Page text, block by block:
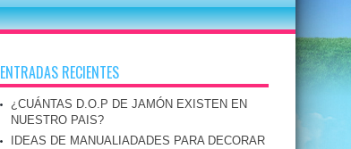
ENTRADAS RECIENTES
¿CUÁNTAS D.O.P DE JAMÓN EXISTEN EN
NUESTRO PAIS?
IDEAS DE MANUALIADADES PARA DECORAR